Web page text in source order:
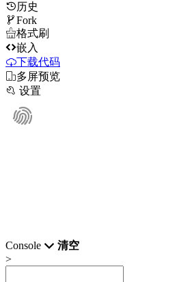
历史
Fork
格式刷
嵌入
下载代码
多屏预览
 设置
Console
清空
>